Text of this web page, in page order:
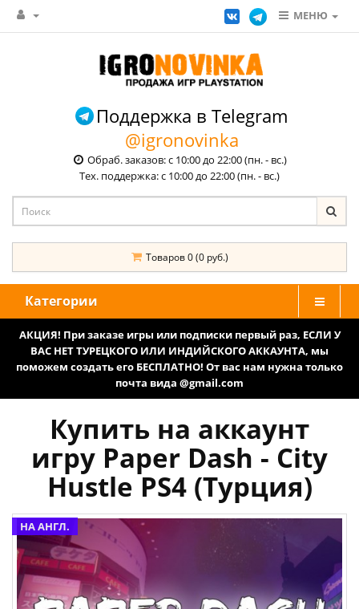
МЕНЮ
Поддержка в Telegram
@igronovinka
Обраб. заказов: с 10:00 до 22:00 (пн. - вс.)
Тех. поддержка: с 10:00 до 22:00 (пн. - вс.)
Товаров 0 (0 руб.)
Категории
АКЦИЯ! При заказе игры или подписки первый раз, ЕСЛИ У
ВАС НЕТ ТУРЕЦКОГО ИЛИ ИНДИЙСКОГО АККАУНТА, мы
поможем создать его БЕСПЛАТНО! От вас нам нужна только
почта вида @gmail.com
Купить на аккаунт
игру Paper Dash - City
Hustle PS4 (Турция)
НА АНГЛ.